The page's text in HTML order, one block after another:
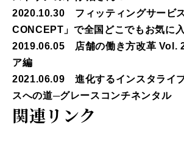
2020.10.30 フィッティングサービ
CONCEPT」で全国どこでもお気に
2019.06.05 店舗の働き方改革 Vol.
ア編
2021.06.09 進化するインスタライ
スへの道─グレースコンチネンタル
関連リンク